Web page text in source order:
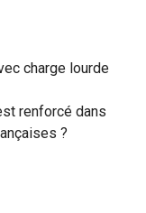
charge lourde
renforcé dans
?